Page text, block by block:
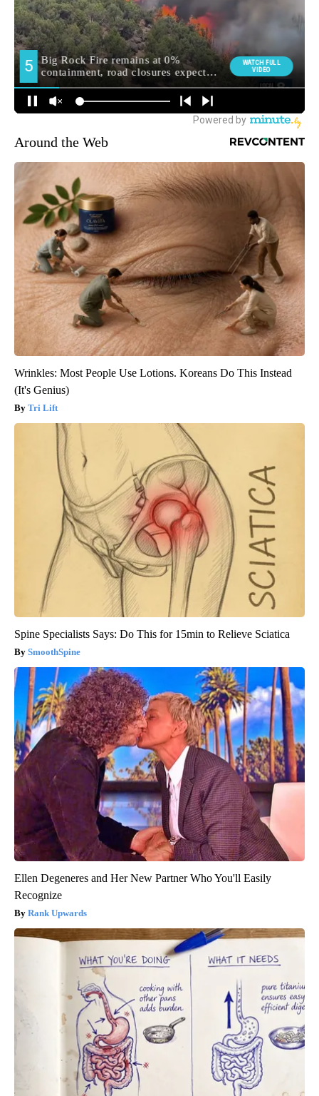
Around the Web
Wrinkles: Most People Use Lotions. Koreans Do This Instead
(It's Genius)
Tri Lift
Spine Specialists Says: Do This for 15min to Relieve Sciatica
SmoothSpine
Ellen Degeneres and Her New Partner Who You'll Easily
Recognize
Rank Upwards